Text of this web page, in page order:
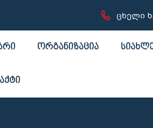
ცხელი
ორგანიზაცია